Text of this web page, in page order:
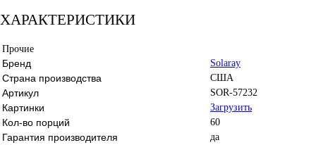
ХАРАКТЕРИСТИКИ
Прочие
Бренд Solaray
Страна производства США
Артикул SOR-57232
Картинки Загрузить
Кол-во порций 60
Гарантия производителя да